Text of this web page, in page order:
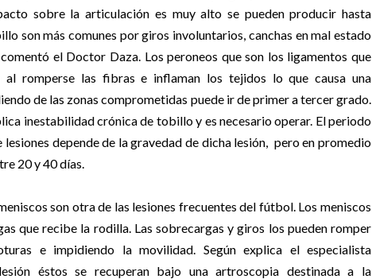
sobre la articulación es muy alto se pueden producir hasta
son más comunes por giros involuntarios, canchas en mal estado
el Doctor Daza. Los peroneos que son los ligamentos que
al romperse las fibras e inflaman los tejidos lo que causa una
de las zonas comprometidas puede ir de primer a tercer grado.
inestabilidad crónica de tobillo y es necesario operar. El periodo
depende de la gravedad de dicha lesión, pero en promedio
20 y 40 días.
son otra de las lesiones frecuentes del fútbol. Los meniscos
que recibe la rodilla. Las sobrecargas y giros los pueden romper
e impidiendo la movilidad. Según explica el especialista
éstos se recuperan bajo una artroscopia destinada a la